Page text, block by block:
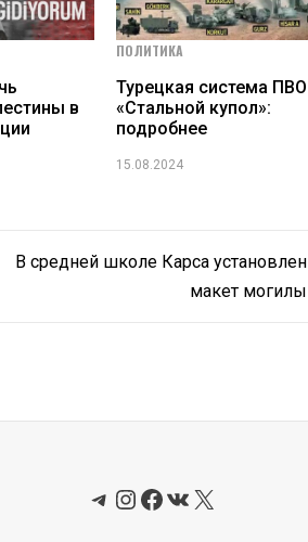
в
ПОЛИТИКА
Турецкая система ПВО
«Стальной купол»:
подробнее
15.08.2024
В средней школе Карса установлен
макет могилы
Telegram
Instagram
Facebook
ВКонтакте
X